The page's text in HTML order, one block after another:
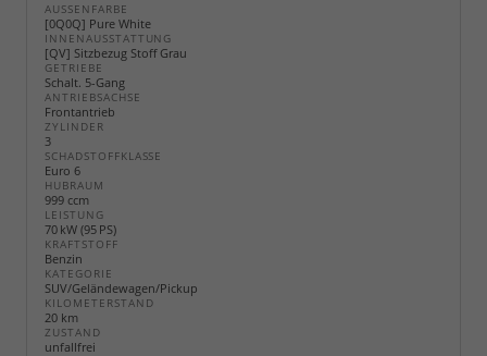
AUSSENFARBE
[0Q0Q] Pure White
INNENAUSSTATTUNG
[QV] Sitzbezug Stoff Grau
GETRIEBE
Schalt. 5-Gang
ANTRIEBSACHSE
Frontantrieb
ZYLINDER
3
SCHADSTOFFKLASSE
Euro 6
HUBRAUM
999 ccm
LEISTUNG
70 kW (95 PS)
KRAFTSTOFF
Benzin
KATEGORIE
SUV/Geländewagen/Pickup
KILOMETERSTAND
20 km
ZUSTAND
unfallfrei